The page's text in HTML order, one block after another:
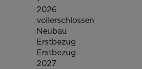
2026
vollerschlossen
Neubau
Erstbezug
Erstbezug
2027